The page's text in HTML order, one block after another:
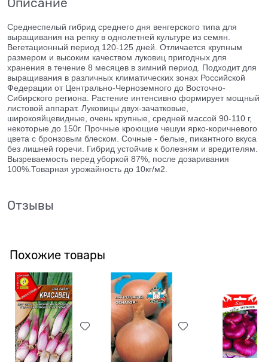
Описание
Среднеспелый гибрид среднего дня венгерского типа для
выращивания на репку в однолетней культуре из семян.
Вегетационный период 120-125 дней. Отличается крупным
размером и высоким качеством луковиц пригодных для
хранения в течение 8 месяцев в зимний период. Подходит для
выращивания в различных климатических зонах Российской
Федерации от Центрально-Черноземного до Восточно-
Сибирского региона. Растение интенсивно формирует мощный
листовой аппарат. Луковицы двух-зачатковые,
широкояйцевидные, очень крупные, средней массой 90-110 г,
некоторые до 150г. Прочные кроющие чешуи ярко-коричневого
цвета с бронзовым блеском. Сочные - белые, пикантного вкуса
без лишней горечи. Гибрид устойчив к болезням и вредителям.
Вызреваемость перед уборкой 87%, после дозаривания
100%.Товарная урожайность до 10кг/м2.
Отзывы
Похожие товары